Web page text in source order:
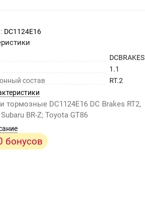
DC1124E16
DCBRAKES
1.1
состав
RT.2
тормозные DC1124E16 DC Brakes RT2,
BR-Z; Toyota GT86
бонусов